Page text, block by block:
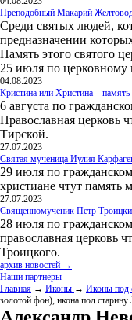
Преподобный Макарий
Среди святых людей,
предназначении
Память этого святого
25 июля по церковному
04.08.2023
Кристина или Христина –
6 августа по
Православная церковь
Тирской.
27.07.2023
Святая мученица Иулия
29 июля по
христиане чтут
27.07.2023
Священномученик Петр
28 июля по
православная церковь
Троицкого.
архив новостей →
Наши партнёры
Главная → Иконы → Иконы под
золотой фон), икона под